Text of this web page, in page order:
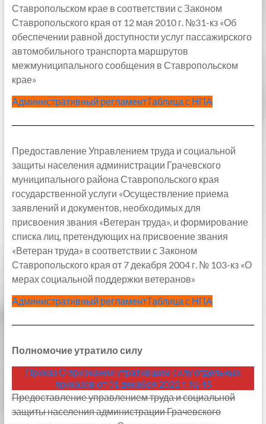
Ставропольском крае в соответствии с Законом
Ставропольского края от 12 мая 2010 г. №31-кз «Об
обеспечении равной доступности услуг пассажирского
автомобильного транспорта маршрутов
межмуниципального сообщения в Ставропольском
крае»
Административный регламентТаблица с НПА
Предоставление Управлением труда и социальной
защиты населения администрации Грачевского
муниципального района Ставропольского края
государственной услуги «Осуществление приема
заявлений и документов, необходимых для
присвоения звания «Ветеран труда», и формирование
списка лиц, претендующих на присвоение звания
«Ветеран труда» в соответствии с Законом
Ставропольского края от 7 декабря 2004 г. № 103-кз «О
мерах социальной поддержки ветеранов»
Административный регламентТаблица с НПА
Полномочие утратило силу
Приказ О признании утратившим силу отдельных
приказов от 01 декабря 2022 г. № 45
Предоставление управлением труда и социальной
защиты населения администрации Грачевского